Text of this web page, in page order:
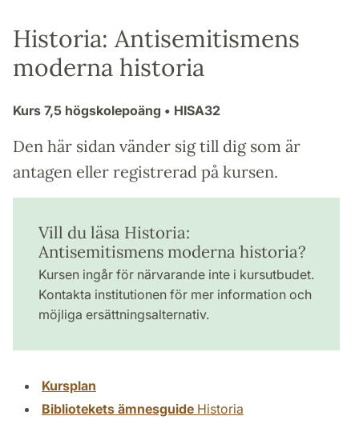
Historia: Antisemitismens
moderna historia
Kurs 7,5 högskolepoäng • HISA32
Den här sidan vänder sig till dig som är
antagen eller registrerad på kursen.
Vill du läsa Historia:
Antisemitismens moderna historia?
Kursen ingår för närvarande inte i kursutbudet.
Kontakta institutionen för mer information och
möjliga ersättningsalternativ.
Kursplan
Bibliotekets ämnesguide Historia